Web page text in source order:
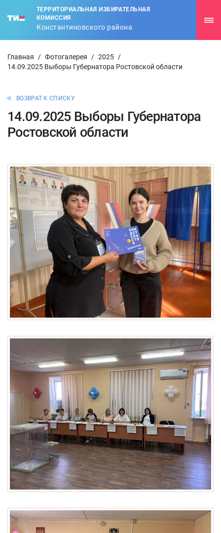
ТЕРРИТОРИАЛЬНАЯ ИЗБИРАТЕЛЬНАЯ
КОМИССИЯ
Константиновского района
Главная / Фотогалерея / 2025 /
14.09.2025 Выборы Губернатора Ростовской области
ВОЗВРАТ К СПИСКУ
14.09.2025 Выборы Губернатора
Ростовской области